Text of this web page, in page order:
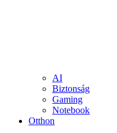
AI
Biztonság
Gaming
Notebook
Otthon